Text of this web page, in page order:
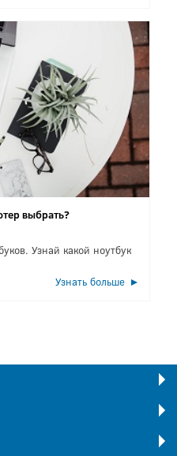
выбрать?
Узнай какой ноутбук
Узнать больше